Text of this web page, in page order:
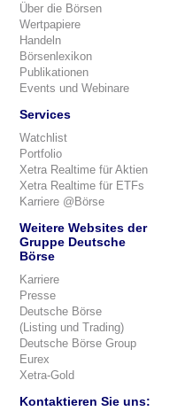
Über die Börsen
Wertpapiere
Handeln
Börsenlexikon
Publikationen
Events und Webinare
Services
Watchlist
Portfolio
Xetra Realtime für Aktien
Xetra Realtime für ETFs
Karriere @Börse
Weitere Websites der
Gruppe Deutsche
Börse
Karriere
Presse
Deutsche Börse
(Listing und Trading)
Deutsche Börse Group
Eurex
Xetra-Gold
Kontaktieren Sie uns: